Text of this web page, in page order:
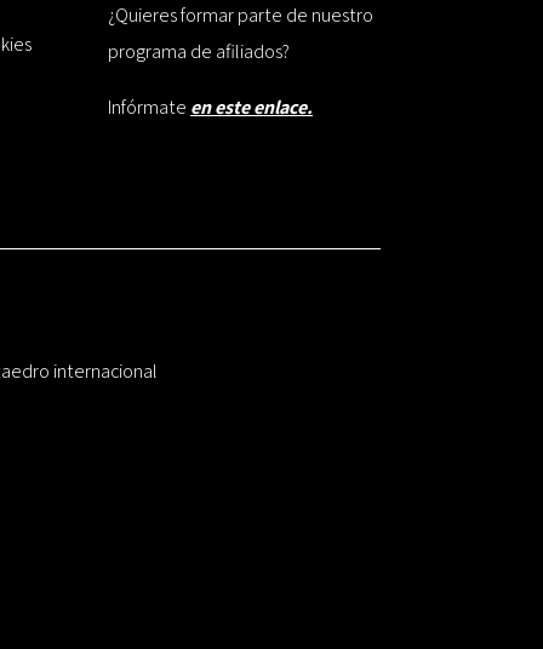
¿Quieres formar parte de nuestro
programa de afiliados?
Infórmate en este enlace.
internacional